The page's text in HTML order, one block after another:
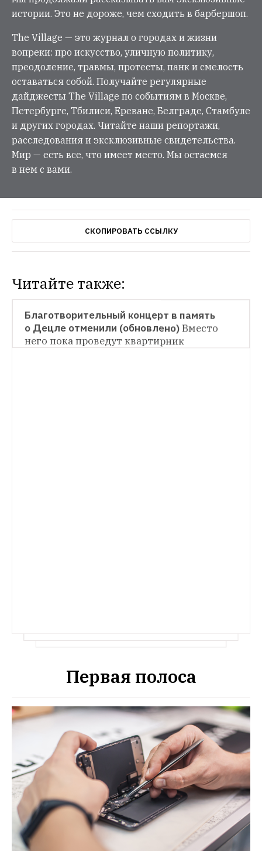
истории. Это не дороже, чем сходить в барбершоп.
The Village — это журнал о городах и жизни
вопреки: про искусство, уличную политику,
преодоление, травмы, протесты, панк и смелость
оставаться собой. Получайте регулярные
дайджесты The Village по событиям в Москве,
Петербурге, Тбилиси, Ереване, Белграде, Стамбуле
и других городах. Читайте наши репортажи,
расследования и эксклюзивные свидетельства.
Мир — есть все, что имеет место. Мы остаемся
в нем с вами.
СКОПИРОВАТЬ ССЫЛКУ
Читайте также:
НОВОСТИ
НОВОСТИ
Благотворительный концерт в память
о Децле отменили (обновлено) Вместо
него пока проведут квартирник
Первая полоса